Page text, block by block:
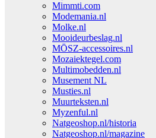
Mimmti.com
Modemania.nl
Molke.nl
Mooideurbeslag.nl
MŌSZ-accessoires.nl
Mozaiektegel.com
Multimobedden.nl
Musement NL
Musties.nl
Muurteksten.nl
Myzenful.nl
Natgeoshop.nl/historia
Natgeoshop.nl/magazine